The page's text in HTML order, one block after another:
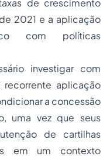
de crescimento
2021 e a aplicação
com políticas
investigar com
aplicação
a concessão
uma vez que seus
de cartilhas
em um contexto